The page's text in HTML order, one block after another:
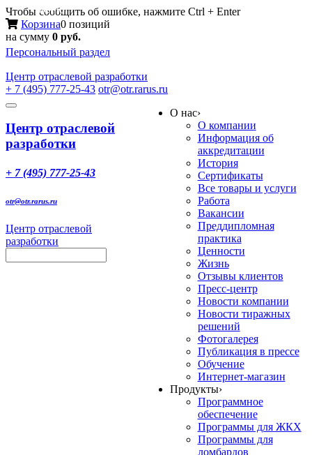
Чтобы сообщить об ошибке, нажмите Ctrl + Enter
Корзина0 позиций
на сумму 0 руб.
Персональный раздел
Центр отраслевой разработки
+ 7 (495) 777-25-43 otr@otr.rarus.ru
Toggle
Меню
Центр отраслевой
разработки
+ 7 (495) 777-25-43
otr@otr.rarus.ru
Центр отраслевой
разработки
О нас›
О компании
Информация об
аккредитации
История
Сертификаты
Все товары и услуги
Работа
Вакансии
Преддипломная
практика
Ценности
Жизнь
Отзывы клиентов
Пресс-центр
Новости компании
Новости тиражных
решений
Фотогалерея
Публикация в прессе
Обучение
Интернет-магазин
Продукты›
Программное
обеспечение
Программы для ЖКХ
Программы для
ломбардов